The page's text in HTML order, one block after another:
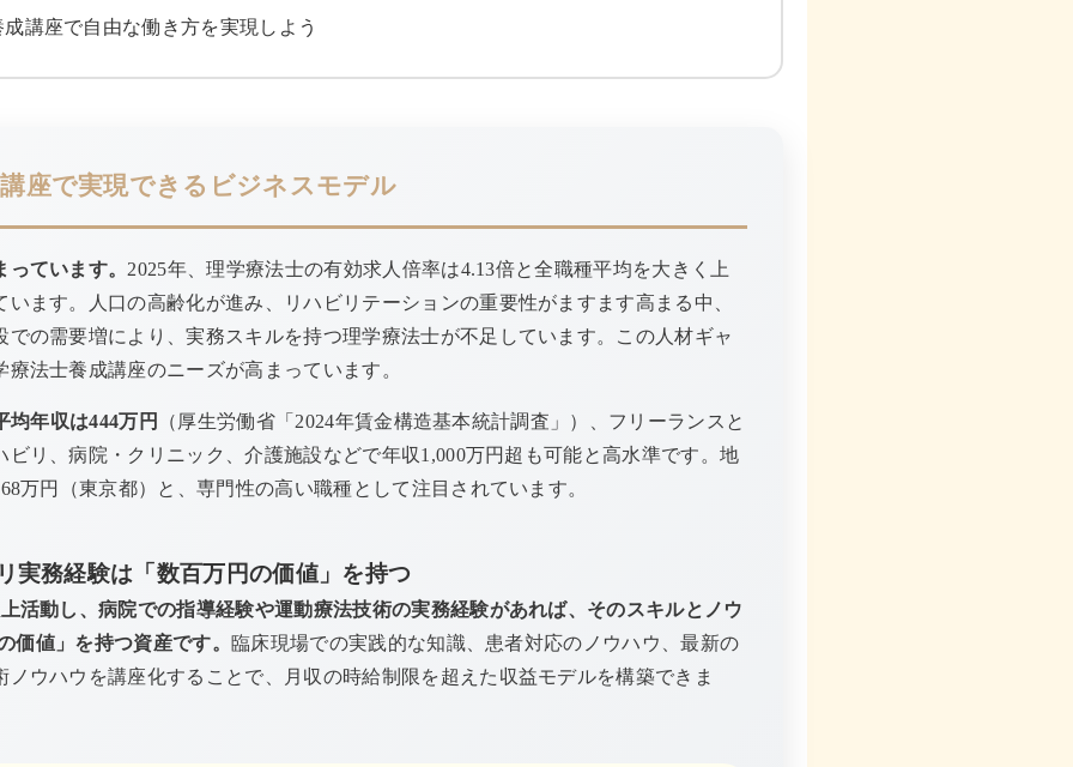
講座で自由な働き方を実現しよう
座で実現できるビジネスモデル
ています。 2025年、理学療法士の有効求人倍率は4.13倍と全職種平均を大きく上
ます。人口の高齢化が進み、リハビリテーションの重要性がますます高まる中、
での需要増により、実務スキルを持つ理学療法士が不足しています。この人材ギャ
法士養成講座のニーズが高まっています。
均年収は444万円
（厚生労働省「2024年賃金構造基本統計調査」）、フリーランスと
ビリ、病院・クリニック、介護施設などで年収1,000万円超も可能と高水準です。地
万円（東京都）と、専門性の高い職種として注目されています。
実務経験は「数百万円の価値」を持つ
活動し、病院での指導経験や運動療法技術の実務経験があれば、そのスキルとノウ
価値」を持つ資産です。 臨床現場での実践的な知識、患者対応のノウハウ、最新の
ノウハウを講座化することで、月収の時給制限を超えた収益モデルを構築できま